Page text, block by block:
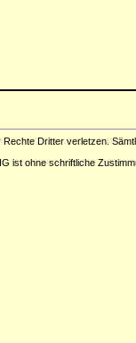
Dritter verletzen.
ist ohne schriftliche